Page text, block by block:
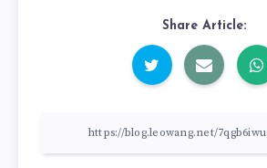
Share Article: